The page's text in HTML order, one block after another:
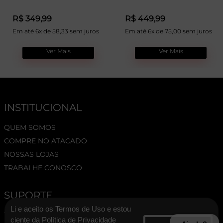
R$ 349,99
Em até 6x de 58,33 sem juros
Ver Mais
R$ 449,99
Em até 6x de 75,00 sem juros
Ver Mais
INSTITUCIONAL
QUEM SOMOS
COMPRE NO ATACADO
NOSSAS LOJAS
TRABALHE CONOSCO
SUPORTE
TERMOS E CONDIÇÕES
Li e aceito os Termos de Uso e estou
ciente da Política de Privacidade